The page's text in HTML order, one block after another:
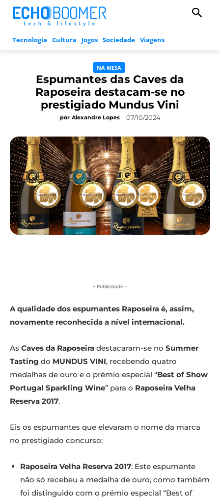
Tecnologia Cultura Jogos Sociedade Viagens
NA MESA
Espumantes das Caves da
Raposeira destacam-se no
prestigiado Mundus Vini
por Alexandre Lopes 07/10/2024
- Publicidade -
A qualidade dos espumantes Raposeira é, assim,
novamente reconhecida a nível internacional.
As Caves da Raposeira destacaram-se no Summer
Tasting do MUNDUS VINI, recebendo quatro
medalhas de ouro e o prémio especial “Best of Show
Portugal Sparkling Wine” para o Raposeira Velha
Reserva 2017.
Eis os espumantes que elevaram o nome da marca
no prestigiado concurso:
Raposeira Velha Reserva 2017: Este espumante
não só recebeu a medalha de ouro, como também
foi distinguido com o prémio especial “Best of